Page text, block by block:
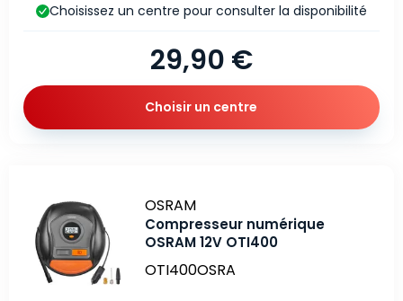
29,90 €
Choisissez un centre pour consulter la disponibilité
Choisir un centre
Marque
OSRAM
Compresseur numérique
OSRAM 12V OTI400
OTI400OSRA